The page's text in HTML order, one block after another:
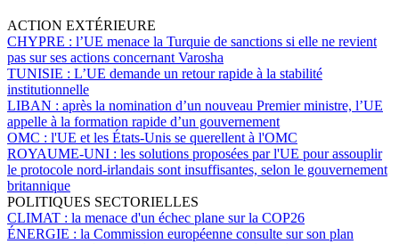
ACTION EXTÉRIEURE
CHYPRE : l’UE menace la Turquie de sanctions si elle ne revient
pas sur ses actions concernant Varosha
TUNISIE : L’UE demande un retour rapide à la stabilité
institutionnelle
LIBAN : après la nomination d’un nouveau Premier ministre, l’UE
appelle à la formation rapide d’un gouvernement
OMC : l'UE et les États-Unis se querellent à l'OMC
ROYAUME-UNI : les solutions proposées par l'UE pour assouplir
le protocole nord-irlandais sont insuffisantes, selon le gouvernement
britannique
POLITIQUES SECTORIELLES
CLIMAT : la menace d'un échec plane sur la COP26
ÉNERGIE : la Commission européenne consulte sur son plan